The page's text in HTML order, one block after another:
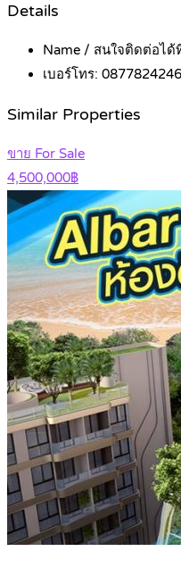
Details
Name / สนใจติดต่อไ
เบอร์โทร: 0877824246
Similar Properties
ขาย For Sale
4,500,000฿